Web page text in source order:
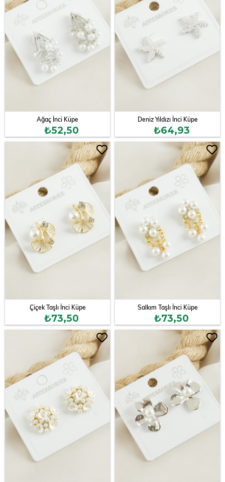
Ağaç İnci Küpe
₺52,50
Deniz Yıldızı İnci Küpe
₺64,93
Çiçek Taşlı İnci Küpe
₺73,50
Salkım Taşlı İnci Küpe
₺73,50